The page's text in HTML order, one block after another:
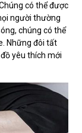
có thể được
người thường
chúng có thể
Những đôi tất
yêu thích mới